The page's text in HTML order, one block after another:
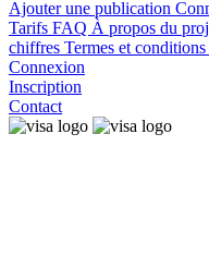
Ajouter une publication
Tarifs FAQ À propos du
chiffres Termes et conditions
Connexion
Inscription
Contact